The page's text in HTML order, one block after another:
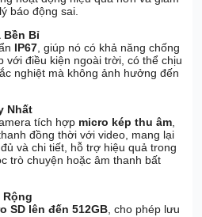
báo động sai.
Bền Bỉ
IP67, giúp nó có khả năng chống
với điều kiện ngoài trời, có thể chịu
nghiệt mà không ảnh hưởng đến
Nhất
tích hợp micro kép thu âm,
đồng thời với video, mang lại
và chi tiết, hỗ trợ hiệu quả trong
trò chuyện hoặc âm thanh bất
Rộng
SD lên đến 512GB, cho phép lưu